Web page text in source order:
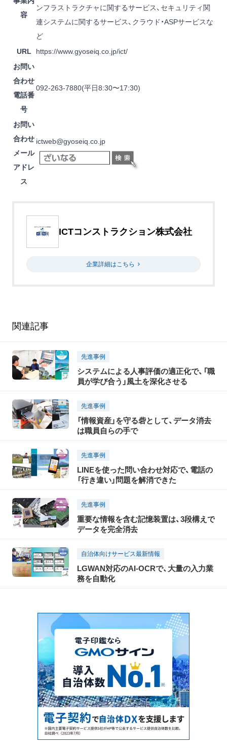
容
ンフラストラクチャに関するサービス、セキュリティ関
連システムに関するサービス、クラウド・ASPサービスな
ど
URL
https://www.gyoseiq.co.jp/ict/
お問い
合わせ
電話番
号
092-263-7880(平日8:30〜17:30)
お問い
合わせ
メール
アドレ
ス
ictweb@gyoseiq.co.jp
ICTコンストラクション株式会社
企業詳細はこちら
関連記事
先進事例
システムによる人事評価の適正化で、「職
員が学び合う」風土を深化させる
先進事例
「情報資産」を守る砦として、データ消去
は職員自らの手で
先進事例
LINEを使った問い合わせ対応で、電話の
「行き違い」問題を解消できた
先進事例
重要な情報を含む記憶装置は、3段構えで
データを完全消去
自治体向けサービス最新情報
LGWAN対応のAI-OCRで、大量の入力業
務を自動化